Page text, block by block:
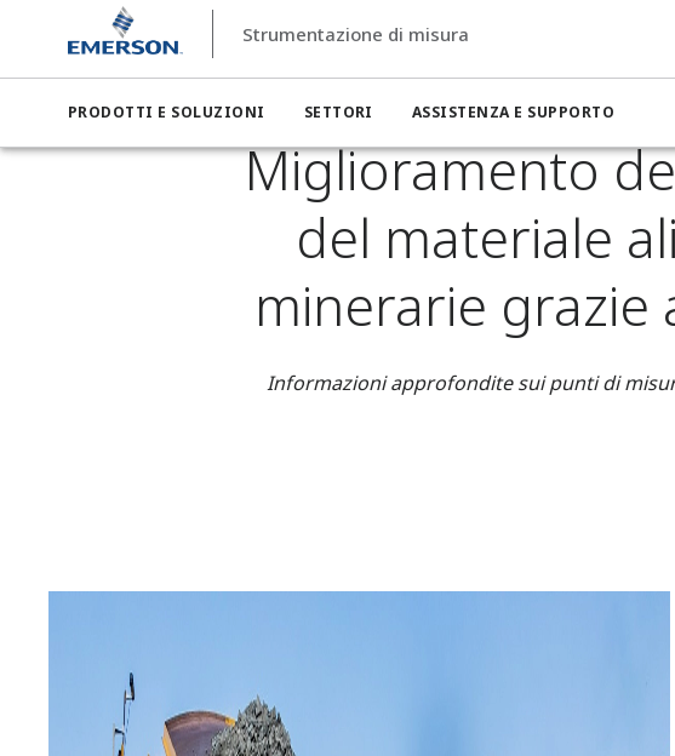
Strumentazione di misura
PRODOTTI E SOLUZIONI SETTORI ASSISTENZA E SUPPORTO
Strumentazione di misura
Miglioramento dell'efficienza in fase di ingresso del materiale
Miglioramento
del materiale
minerarie grazie
Informazioni approfondite sui punti di